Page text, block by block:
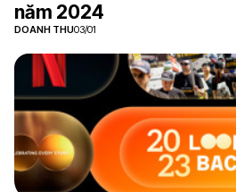
năm 2024
DOANH THU03/01